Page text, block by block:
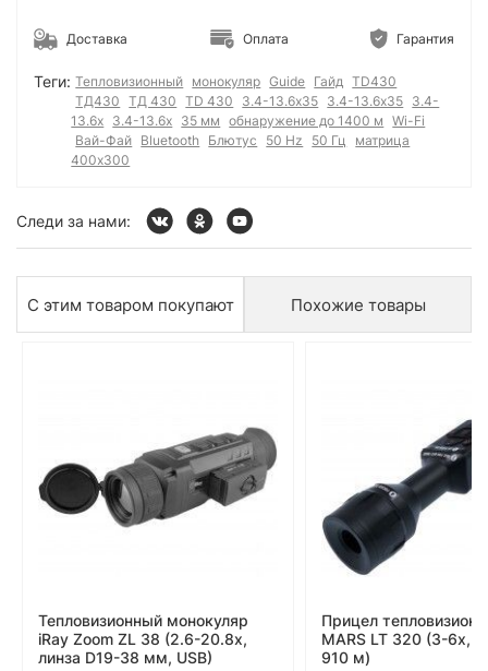
Доставка Оплата Гарантия
Теги: Тепловизионный монокуляр Guide Гайд
TD430
ТД430
ТД 430 TD 430 3.4-13.6х35 3.4-13.6x35 3.4-
13.6x 3.4-13.6x 35 мм обнаружение до 1400 м
Wi-Fi
Вай-Фай Bluetooth Блютус 50 Hz 50 Гц
матрица
400x300
Следи за нами:
С этим товаром покупают Похожие товары
Тепловизионный монокуляр
iRay Zoom ZL 38 (2.6-20.8x,
линза D19-38 мм, USB)
Прицел
MARS LT 320 (3-6x,
910 м)